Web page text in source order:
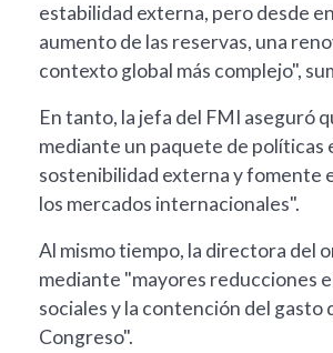
estabilidad externa, pero desde
aumento de las reservas, una
contexto global más complejo",
En tanto, la jefa del FMI aseguró
mediante un paquete de políticas
sostenibilidad externa y fomente
los mercados internacionales".
Al mismo tiempo, la directora del
mediante "mayores reducciones
sociales y la contención del
Congreso".